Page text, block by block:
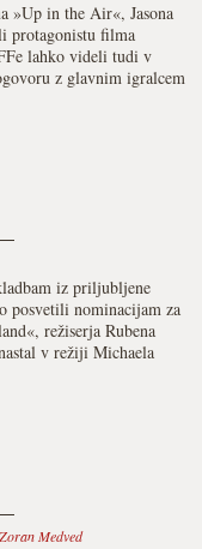
»Up in the Air«, Jasona
protagonistu filma
lahko videli tudi v
z glavnim igralcem
iz priljubljene
posvetili nominacijam za
režiserja Rubena
v režiji Michaela
Zoran Medved